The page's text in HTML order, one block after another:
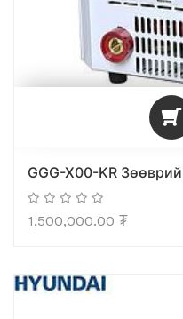
GGG-X00-KR
1,500,000.00 ₮